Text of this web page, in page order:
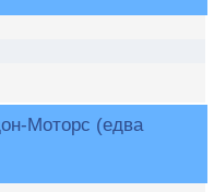
Моторс (едва